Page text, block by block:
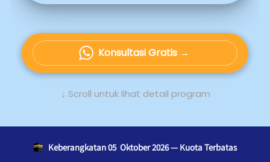
` Konsultasi Gratis →
↓ Scroll untuk lihat detail program
Keberangkatan 05  Oktober 2026— Kuota Terbatas